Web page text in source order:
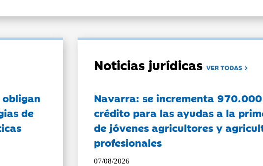
de
Noticias jurídicasVER TODAS
Navarra: se incrementa
crédito para las ayudas a la
de jóvenes agricultores y
profesionales
07/08/2026